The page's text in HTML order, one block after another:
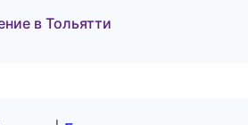
в Тольятти